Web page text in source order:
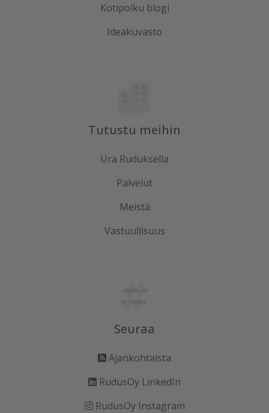
Kotipolku blogi
Ideakuvasto
Tutustu meihin
Ura Ruduksella
Palvelut
Meistä
Vastuullisuus
Seuraa
Ajankohtaista
RudusOy LinkedIn
RudusOy Instagram